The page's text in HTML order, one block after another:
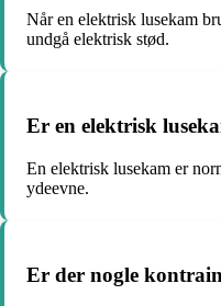
Når en elektrisk lusekam
undgå elektrisk stød.
Er en elektrisk
En elektrisk lusekam er
ydeevne.
Er der nogle